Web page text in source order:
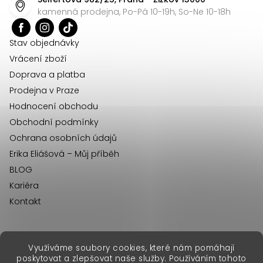
Využíváme soubory cookies, které nám pomáhají
poskytovat a zlepšovat naše služby. Používáním tohoto
kamenná prodejna, Po-Pá 10-19h, So-Ne 10-18h
Stav objednávky
Vrácení zboží
Doprava a platba
Prodejna v Praze
Hodnocení obchodu
Obchodní podmínky
Ochrana osobních údajů
Erika Eliášová – Můj příběh
BLOG
Kariéra
Kontakt
erikafashion.sk